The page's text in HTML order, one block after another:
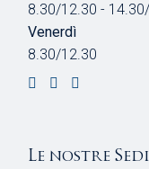
8.30/12.30 -
Venerdì
8.30/12.30
Le nostre Sedi